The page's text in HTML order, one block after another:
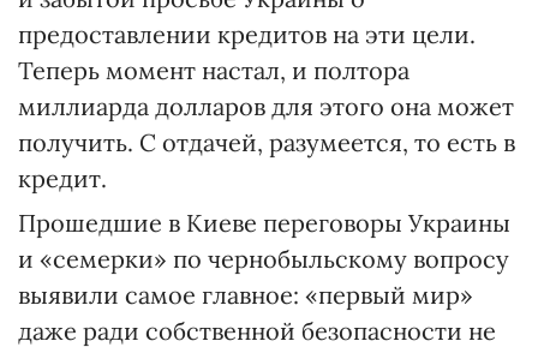
предоставлении кредитов на эти цели.
Теперь момент настал, и полтора
миллиарда долларов для этого она может
получить. С отдачей, разумеется, то есть в
кредит.
Прошедшие в Киеве переговоры Украины
и «семерки» по чернобыльскому вопросу
выявили самое главное: «первый мир»
даже ради собственной безопасности не